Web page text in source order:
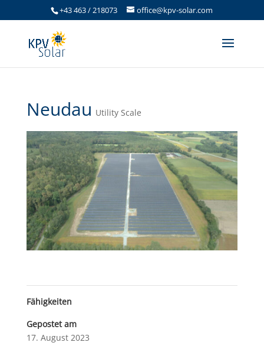
+43 463 / 218073 office@kpv-solar.com
Neudau Utility Scale
Fähigkeiten
Gepostet am
17. August 2023